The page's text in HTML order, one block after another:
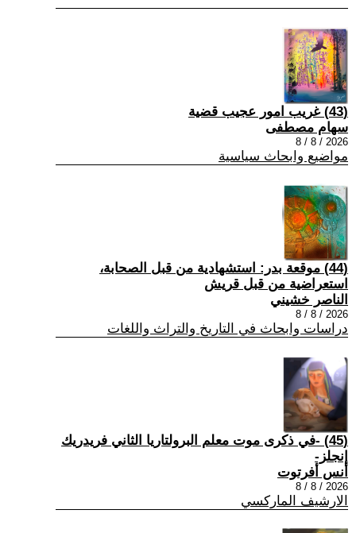
(43) غريب امور عجيب قضية
سهام مصطفى
2026 / 8 / 8
مواضيع وابحاث سياسية
(44) موقعة بدر: استشهادية من قبل الصحابة،
استعراضية من قبل قريش
الناصر خشيني
2026 / 8 / 8
دراسات وابحاث في التاريخ والتراث واللغات
(45) -في ذكرى موت معلم البرولتاريا الثاني فريدريك
إنجلز-
أنس أفرتوت
2026 / 8 / 8
الارشيف الماركسي